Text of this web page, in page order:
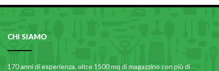
CHI SIAMO
170 anni di esperienza, oltre 1500 mq di magazzino con più di